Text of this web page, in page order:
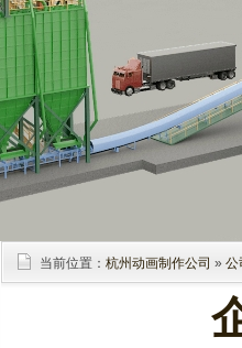
当前位置： 杭州动画制作公司 » 公